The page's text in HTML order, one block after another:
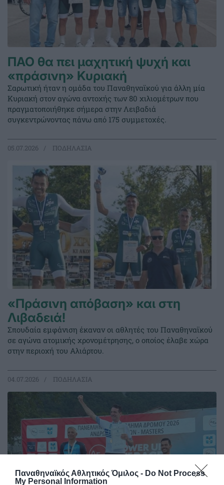
Παναθηναϊκός Αθλητικός Όμιλος - Do Not Process
My Personal Information
ΠΑΟ θα πει μαχητική ψυχή και
«πράσινη» Κυριακή
Σαρωτική ήταν η ομάδα του Παναθηναϊκού για άλλη μία
Κυριακή στον αγώνα αντοχής των 80 χιλιομέτρων που
πραγματοποιήθηκε σήμερα στην Λειβαδιά
συγκεντρώνοντας πάνω από 175 συμμετοχές.
05.07.2026 ΠΟΔΗΛΑΣΙΑ
«Πράσινη απόβαση» και στη
Λιβαδειά!
Σπουδαία εμφάνιση έκαναν οι αθλητές του Παναθηναϊκού
σε αγώνα ατομικής χρονομέτρησης, ο οποίος έλαβε χώρα
στην περιοχή του Αλιάρτου.
04.07.2026 ΠΟΔΗΛΑΣΙΑ